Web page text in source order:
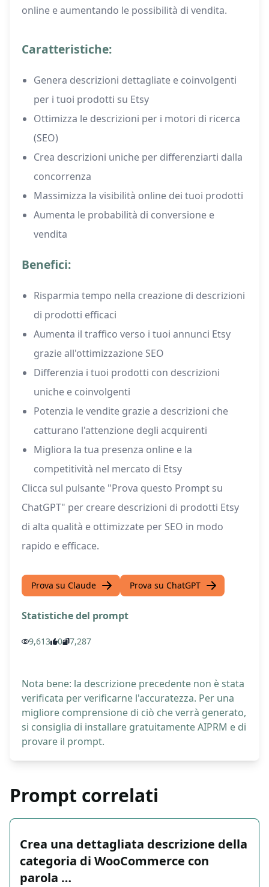
online e aumentando le possibilità di vendita.
Caratteristiche:
Genera descrizioni dettagliate e coinvolgenti
per i tuoi prodotti su Etsy
Ottimizza le descrizioni per i motori di ricerca
(SEO)
Crea descrizioni uniche per differenziarti dalla
concorrenza
Massimizza la visibilità online dei tuoi prodotti
Aumenta le probabilità di conversione e
vendita
Benefici:
Risparmia tempo nella creazione di descrizioni
di prodotti efficaci
Aumenta il traffico verso i tuoi annunci Etsy
grazie all'ottimizzazione SEO
Differenzia i tuoi prodotti con descrizioni
uniche e coinvolgenti
Potenzia le vendite grazie a descrizioni che
catturano l'attenzione degli acquirenti
Migliora la tua presenza online e la
competitività nel mercato di Etsy
Clicca sul pulsante "Prova questo Prompt su
ChatGPT" per creare descrizioni di prodotti Etsy
di alta qualità e ottimizzate per SEO in modo
rapido e efficace.
Prova su Claude Prova su ChatGPT
Statistiche del prompt
9,613 0 7,287
Nota bene: la descrizione precedente non è stata
verificata per verificarne l'accuratezza. Per una
migliore comprensione di ciò che verrà generato,
si consiglia di installare gratuitamente AIPRM e di
provare il prompt.
Prompt correlati
Crea una dettagliata descrizione della
categoria di WooCommerce con
parola …